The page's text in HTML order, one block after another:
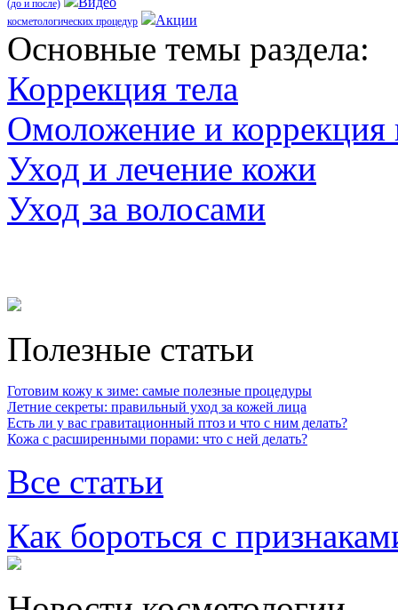
(до и после)
косметологических процедур Акции
Оcновные темы раздела:
Коррекция тела
Омоложение и коррекция
Уход и лечение кожи
Уход за волосами
Полезные статьи
Готовим кожу к зиме: самые полезные процедуры
Летние секреты: правильный уход за кожей лица
Есть ли у вас гравитационный птоз и что с ним делать?
Кожа с расширенными порами: что с ней делать?
Все статьи
Как бороться с